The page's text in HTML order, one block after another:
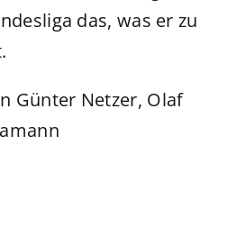
das, was er zu
Günter Netzer, Olaf